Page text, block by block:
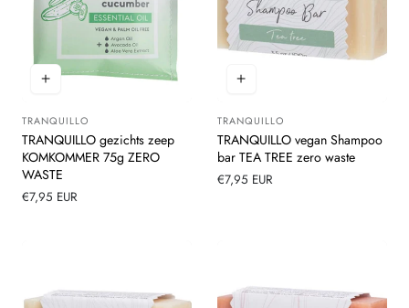
Leverancier:
TRANQUILLO
TRANQUILLO gezichts zeep
KOMKOMMER 75g ZERO
WASTE
Normale
€7,95 EUR
Leverancier:
TRANQUILLO
TRANQUILLO vegan Shampoo
bar TEA TREE zero waste
Normale
€7,95 EUR